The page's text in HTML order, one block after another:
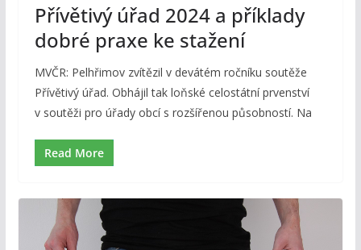
Přívětivý úřad 2024 a příklady
dobré praxe ke stažení
MVČR: Pelhřimov zvítězil v devátém ročníku soutěže
Přívětivý úřad. Obhájil tak loňské celostátní prvenství
v soutěži pro úřady obcí s rozšířenou působností. Na
Read More